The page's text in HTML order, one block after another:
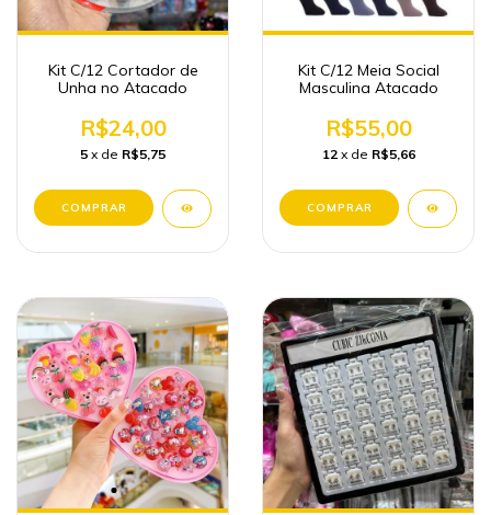
Kit C/12 Cortador de
Unha no Atacado
R$24,00
5 x de R$5,75
Kit C/12 Meia Social
Masculina Atacado
R$55,00
12 x de R$5,66